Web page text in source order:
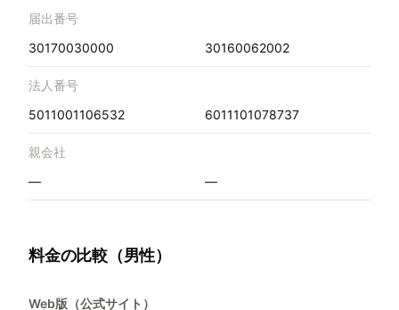
届出番号
30170030000
30160062002
法人番号
5011001106532
6011101078737
親会社
—
—
料金の比較（男性）
Web版（公式サイト）